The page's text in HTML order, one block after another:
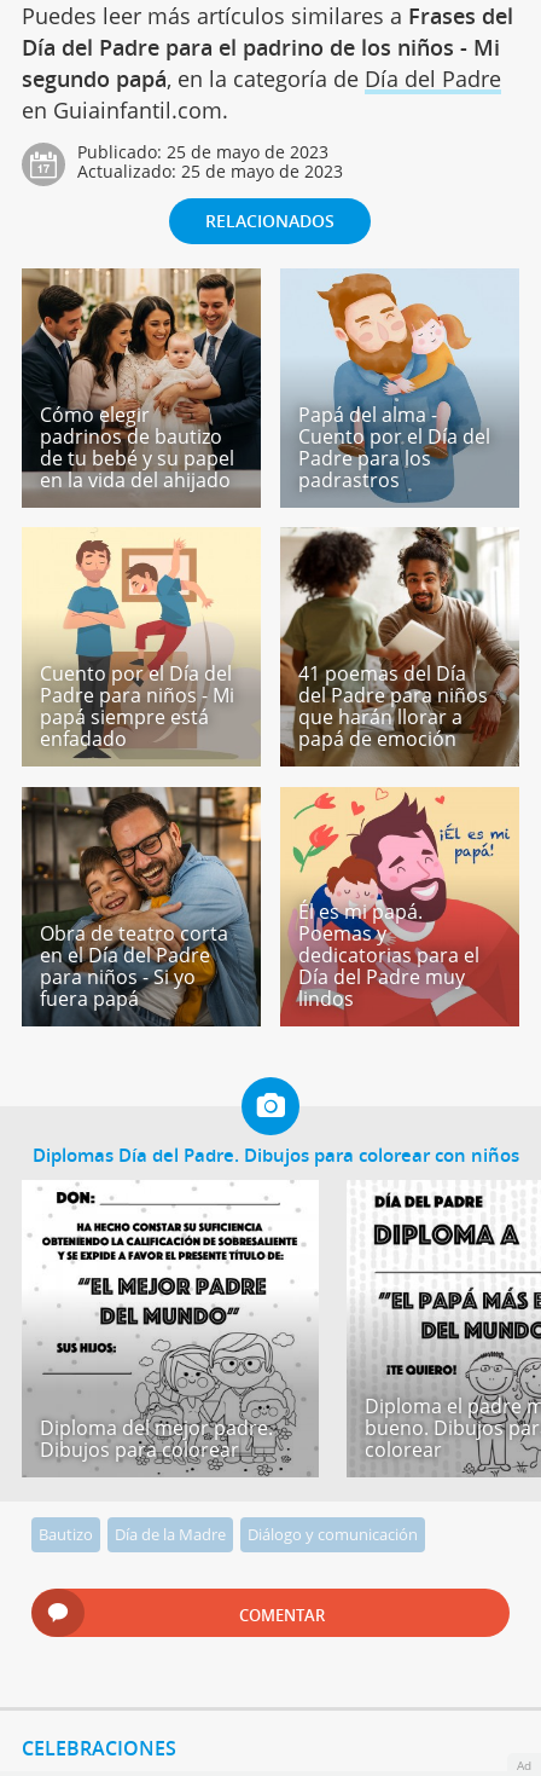
Puedes leer más artículos similares a Frases del
Día del Padre para el padrino de los niños - Mi
segundo papá, en la categoría de Día del Padre
en Guiainfantil.com.
Publicado: 25 de mayo de 2023
Actualizado: 25 de mayo de 2023
RELACIONADOS
Cómo elegir
padrinos de bautizo
de tu bebé y su papel
en la vida del ahijado
Papá del alma -
Cuento por el Día del
Padre para los
padrastros
Cuento por el Día del
Padre para niños - Mi
papá siempre está
enfadado
41 poemas del Día
del Padre para niños
que harán llorar a
papá de emoción
Obra de teatro corta
en el Día del Padre
para niños - Si yo
fuera papá
Él es mi papá.
Poemas y
dedicatorias para el
Día del Padre muy
lindos
Diplomas Día del Padre. Dibujos para colorear con niños
Diploma del mejor padre.
Dibujos para colorear
Diploma el padre
bueno. Dibujos
colorear
Bautizo Día de la Madre Diálogo y comunicación
COMENTAR
CELEBRACIONES
Ad